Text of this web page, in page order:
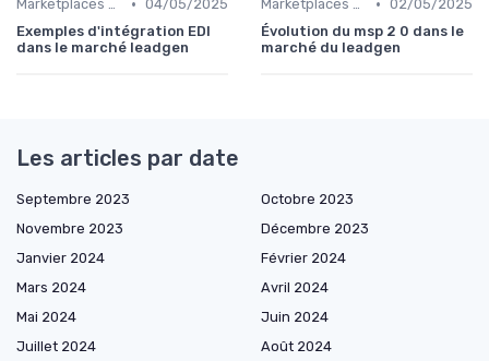
Marketplaces de leadgen
04/05/2025
Exemples d'intégration EDI
dans le marché leadgen
Marketplaces de leadgen
02/05/2025
Évolution du msp 2 0 dans le
marché du leadgen
Les articles par date
Septembre 2023
Octobre 2023
Novembre 2023
Décembre 2023
Janvier 2024
Février 2024
Mars 2024
Avril 2024
Mai 2024
Juin 2024
Juillet 2024
Août 2024